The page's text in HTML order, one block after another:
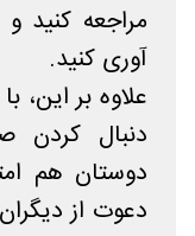
مراجعه کنید
آوری کنید.
علاوه بر
دنبال کردن
دوستان هم
دعوت از